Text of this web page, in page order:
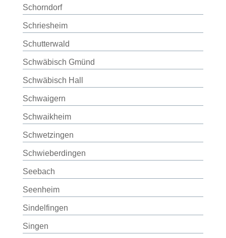
Schorndorf
Schriesheim
Schutterwald
Schwäbisch Gmünd
Schwäbisch Hall
Schwaigern
Schwaikheim
Schwetzingen
Schwieberdingen
Seebach
Seenheim
Sindelfingen
Singen